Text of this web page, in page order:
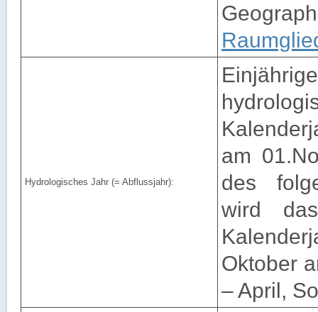
Hydrologisches Jahr (= Abflussjahr):
am
des
wird
Oktober
– April,